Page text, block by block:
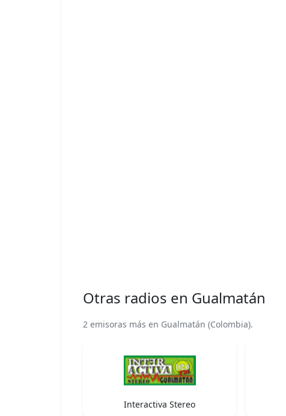
Otras radios en Gualmatán
2 emisoras más en Gualmatán (Colombia).
Interactiva Stereo